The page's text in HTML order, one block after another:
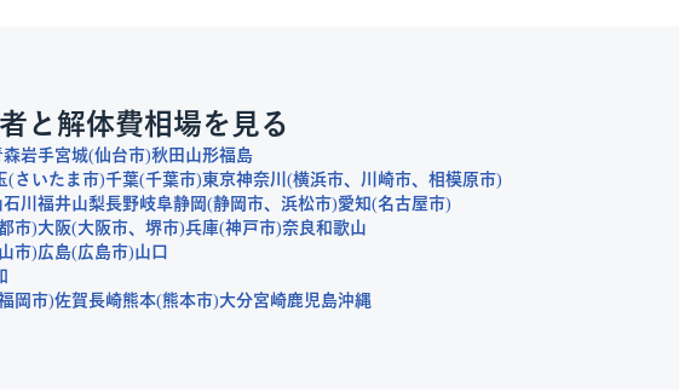
と解体費相場を見る
森岩手宮城 仙台市 秋田 山形福島
さいたま市 千葉 千葉市 東京神奈川 横浜市 川崎市
相模原市
石川 福井山梨長野岐阜静岡 静岡市 浜松市 愛知 名古屋市
市 大阪 大阪市 堺市 兵庫 神戸市 奈良和歌山
市 広島 広島市 山口
岡市 佐賀長崎熊本 熊本市 大分宮崎鹿児島沖縄